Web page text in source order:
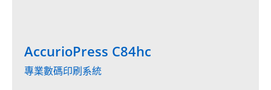
AccurioPress C84hc
專業數碼印刷系統